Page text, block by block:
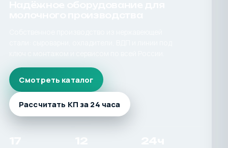
Смотреть каталог
Рассчитать КП за 24 часа